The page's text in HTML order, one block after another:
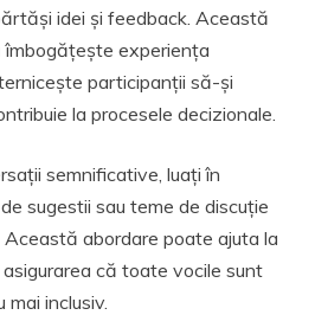
idei și feedback. Această
îmbogățește experiența
participanții să-și
la procesele decizionale.
semnificative, luați în
sugestii sau teme de discuție
abordare poate ajuta la
asigurarea că toate vocile sunt
inclusiv.